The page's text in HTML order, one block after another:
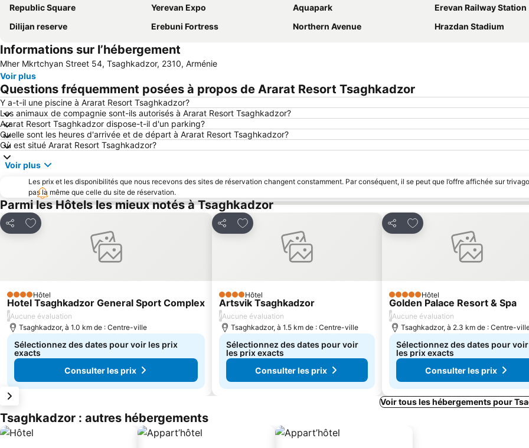
Republic Square Yerevan Expo Aquapark
Erevan Railway Station
Dilijan reserve
Erebuni Fortress Northern Avenue Hrazdan Stadium
Informations sur l’hébergement
Mher Mkrtchyan Street 54, Tsaghkadzor, 2310, Arménie
Voir plus
Questions fréquemment posées à propos de Ararat Resort Tsaghkadzor
Y a-t-il une piscine à Ararat Resort Tsaghkadzor?
Les animaux de compagnie sont-ils autorisés à Ararat Resort Tsaghkadzor?
Ararat Resort Tsaghkadzor dispose-t-il d'un parking?
Quelle sont les heures d'arrivée et de départ à Ararat Resort Tsaghkadzor?
Où est situé Ararat Resort Tsaghkadzor?
Voir plus
Les prix et les disponibilités que nous recevons des sites de réservation changent constamment. Par conséquent, il se peut que l’offre affichée sur
pas la même que celle du site de réservation.
Parmi les Hôtels les mieux notés à Tsaghkadzor
Partager
Ajouter à mes favoris
4 ÉtoilesHôtel
Hotel Tsaghkadzor General Sport Complex
/Aucune évaluation
Tsaghkadzor, à 1.0 km de : Centre-ville
Sélectionnez des dates pour voir les prix
exacts
Consulter les prix
Partager
Ajouter à mes favoris
4 ÉtoilesHôtel
Artsvik Tsaghkadzor
/Aucune évaluation
Tsaghkadzor, à 1.5 km de : Centre-ville
Sélectionnez des dates pour voir
les prix exacts
Consulter les prix
Partager
Ajouter à mes favoris
5 ÉtoilesHôtel
Golden Palace Resort & Spa
/Aucune évaluation
Tsaghkadzor, à 2.3 km de : Centre-
Sélectionnez des dates pour voir
les prix exacts
Consulter les prix
Voir tous les hébergements pour
Tsaghkadzor : autres hébergements